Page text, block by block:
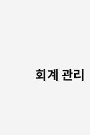
회계 관리